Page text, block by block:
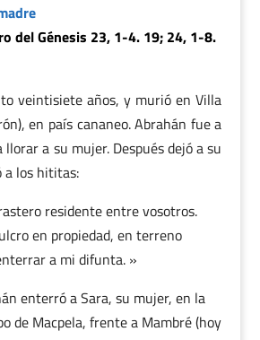
del Génesis 23, 1-4. 19; 24, 1-8.
veintisiete años, y murió en Villa
en país cananeo. Abrahán fue a
llorar a su mujer. Después dejó a su
los hititas:
residente entre vosotros.
en propiedad, en terreno
a mi difunta. »
enterró a Sara, su mujer, en la
de Macpela, frente a Mambré (hoy